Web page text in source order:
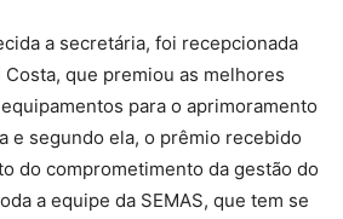
a secretária, foi recepcionada
que premiou as melhores
para o aprimoramento
e segundo ela, o prêmio recebido
do comprometimento da gestão do
a equipe da SEMAS, que tem se